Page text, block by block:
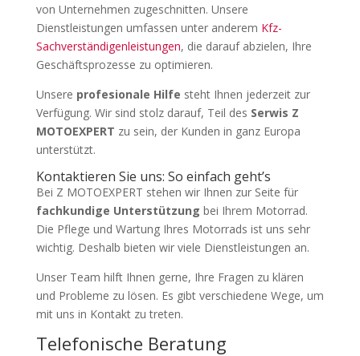
von Unternehmen zugeschnitten. Unsere
Dienstleistungen umfassen unter anderem Kfz-
Sachverständigenleistungen, die darauf abzielen, Ihre
Geschäftsprozesse zu optimieren.
Unsere profesionale Hilfe steht Ihnen jederzeit zur
Verfügung. Wir sind stolz darauf, Teil des Serwis Z
MOTOEXPERT zu sein, der Kunden in ganz Europa
unterstützt.
Kontaktieren Sie uns: So einfach geht’s
Bei Z MOTOEXPERT stehen wir Ihnen zur Seite für
fachkundige Unterstützung bei Ihrem Motorrad.
Die Pflege und Wartung Ihres Motorrads ist uns sehr
wichtig. Deshalb bieten wir viele Dienstleistungen an.
Unser Team hilft Ihnen gerne, Ihre Fragen zu klären
und Probleme zu lösen. Es gibt verschiedene Wege, um
mit uns in Kontakt zu treten.
Telefonische Beratung